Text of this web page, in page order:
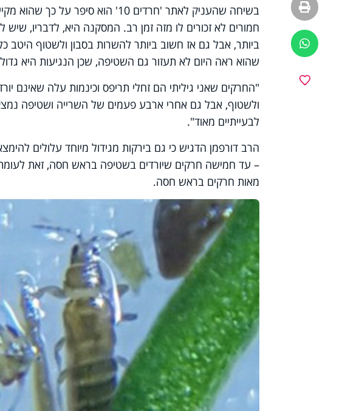
הדפסה
ווטסאפ
בשיחה שהעניק לאתר 'חרדים 10' הוא
חמורים לא זכורים לו מזה זמן רב. המסקנה היא, לדבריו, שיש
ביותר, אבל גם אז חשוב ביותר להשרות בסבון ולשטוף היטב
שהוא ראה היום לא תעזור גם השטיפה, שכן הנגיעות היא
"החרקים שאני גיליתי הם זחלי תריפס וכינמות עלה שאינם
ולשטוף, אבל גם אחרי ארבע פעמים של השרייה ושטיפה
לבעייתיים מאוד".
הרב דורפמן הדגיש כי גם בירקות מגידול מיוחד עלולים
– עד חמישה חרקים שיורדים בשטיפה בראש חסה, זאת לעומת
מאות חרקים בראש חסה.